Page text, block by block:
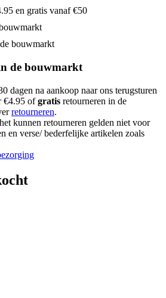
en gratis vanaf €50
bouwmarkt
de bouwmarkt
dagen na aankoop naar ons terugsturen
€4.95 ofgratis retourneren in de
retourneren.
kunnen retourneren gelden niet voor
en verse/ bederfelijke artikelen zoals